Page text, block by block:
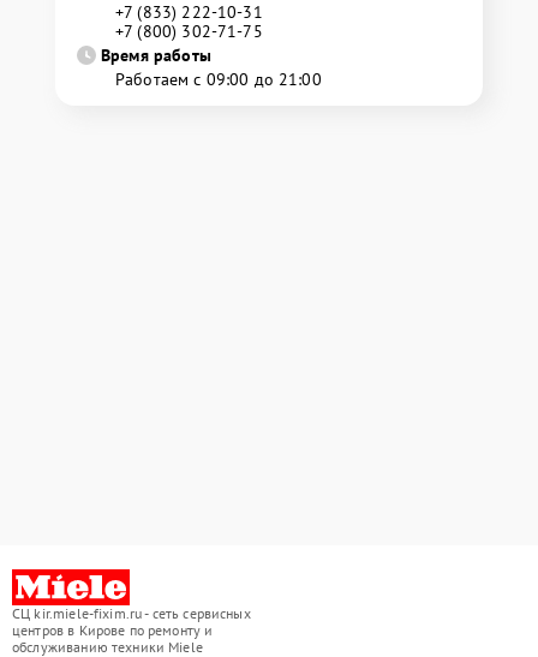
+7 (833) 222-10-31
+7 (800) 302-71-75
Время работы
Работаем с 09:00 до 21:00
СЦ kir.miele-fixim.ru - сеть сервисных
центров в Кирове по ремонту и
обслуживанию техники Miele